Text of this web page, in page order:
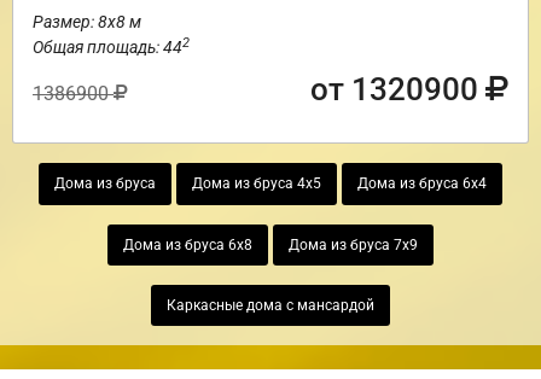
Размер: 8х8 м
Общая площадь: 442
1386900 от 1320900
Дома из бруса Дома из бруса 4х5 Дома из бруса 6х4
Дома из бруса 6х8 Дома из бруса 7х9
Каркасные дома с мансардой